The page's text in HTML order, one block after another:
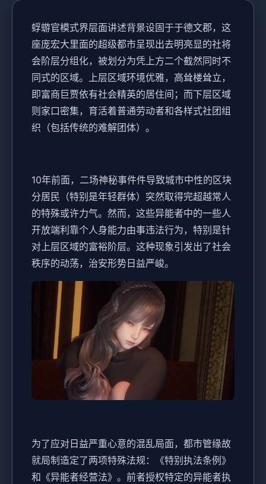
蜉蝣官模式界层面讲述背景设固于于德文郡，这
座庞宏大里面的超级都市呈现出去明亮显的社将
会阶层分组化，被划分为凭上方二个截然同时不
同式的区域。上层区域环境优雅，高耸楼耸立，
即富商巨贾依有社会精英的居住间；而下层区域
则家口密集，育活着普通劳动者和各样式社团组
织（包括传统的难解团体）。
10年前面，二场神秘事件件导致城市中性的区块
分居民（特别是年轻群体）突然取得完超越常人
的特殊或许力气。然而，这些异能者中的一些人
开放端利靠个人身能力由事违法行为，特别是针
对上层区域的富裕阶层。这种现象引发出了社会
秩序的动荡，治安形势日益严峻。
为了应对日益严重心意的混乱局面，都市管缘故
就局制造定了两项特殊法规：《特别执法条例》
和《异能者经营法》。前者授权特定的异能者执